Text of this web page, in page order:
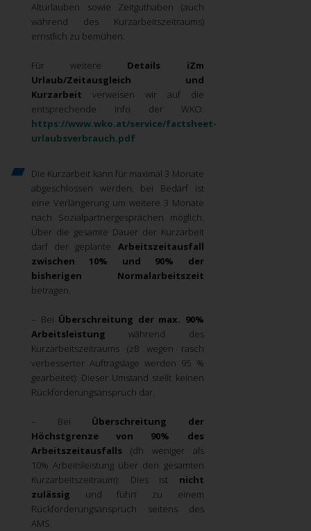
Alturlauben sowie Zeitguthaben (auch
während des Kurzarbeitszeitraums)
ernstlich zu bemühen.
Für weitere Details iZm
Urlaub/Zeitausgleich und
Kurzarbeit verweisen wir auf die
entsprechende Info der WKO:
https://www.wko.at/service/factsheet-
urlaubsverbrauch.pdf
Die Kurzarbeit kann für maximal 3 Monate
abgeschlossen werden, bei Bedarf ist
eine Verlängerung um weitere 3 Monate
nach Sozialpartnergesprächen möglich.
Über die gesamte Dauer der Kurzarbeit
darf der geplante Arbeitszeitausfall
zwischen 10% und 90% der
bisherigen Normalarbeitszeit
betragen.
– Bei Überschreitung der max. 90%
Arbeitsleistung während des
Kurzarbeitszeitraums (zB wegen rasch
verbesserter Auftragslage werden 95 %
gearbeitet): Dieser Umstand stellt keinen
Rückforderungsanspruch dar.
– Bei Überschreitung der
Höchstgrenze von 90% des
Arbeitszeitausfalls (dh weniger als
10% Arbeitsleistung über den gesamten
Kurzarbeitszeitraum): Dies ist nicht
zulässig und führt zu einem
Rückforderungsanspruch seitens des
AMS.